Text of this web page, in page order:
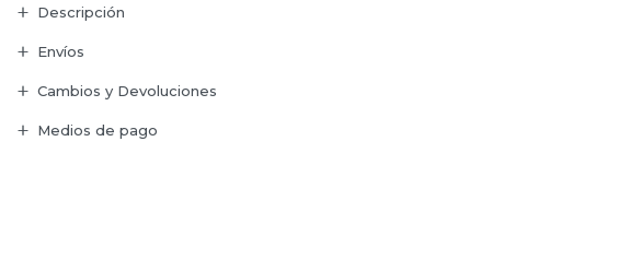
Descripción
Envíos
Cambios y Devoluciones
Medios de pago